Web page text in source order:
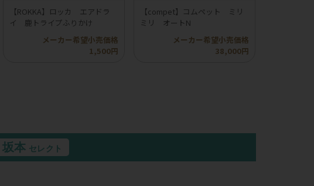
【ROKKA】ロッカ エアドラ
イ 鹿トライプふりかけ
メーカー希望小売価格
1,500円
【compet】コムペット ミリ
ミリ オートN
メーカー希望小売価格
38,000円
坂本 セレクト